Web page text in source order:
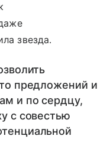
звезда.
предложений и
и по сердцу,
с совестью